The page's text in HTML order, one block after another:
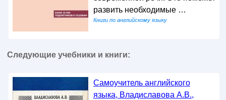
развить необходимые …
Книги по английскому языку
Следующие учебники и книги:
Самоучитель английского
языка, Владиславова А.В.,